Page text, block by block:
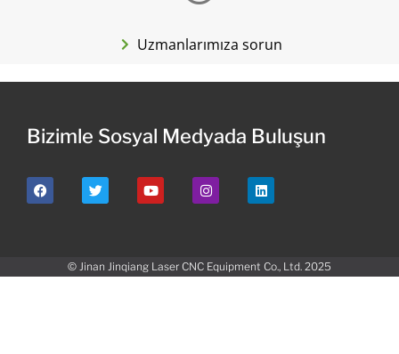
Uzmanlarımıza sorun
Bizimle Sosyal Medyada Buluşun
© Jinan Jinqiang Laser CNC Equipment Co., Ltd. 2025